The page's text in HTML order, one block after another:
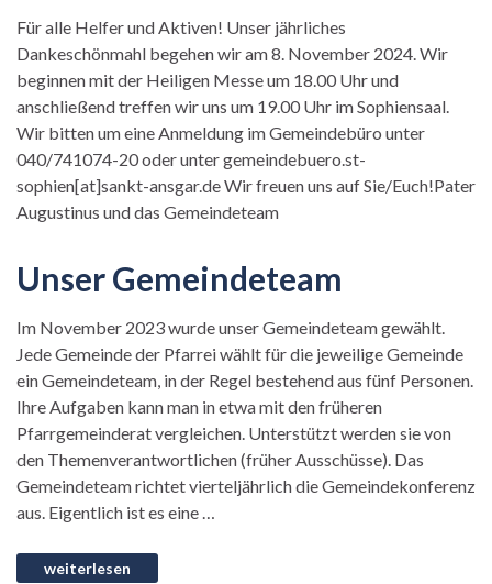
Für alle Helfer und Aktiven! Unser jährliches
Dankeschönmahl begehen wir am 8. November 2024. Wir
beginnen mit der Heiligen Messe um 18.00 Uhr und
anschließend treffen wir uns um 19.00 Uhr im Sophiensaal.
Wir bitten um eine Anmeldung im Gemeindebüro unter
040/741074-20 oder unter gemeindebuero.st-
sophien[at]sankt-ansgar.de Wir freuen uns auf Sie/Euch!Pater
Augustinus und das Gemeindeteam
Unser Gemeindeteam
Im November 2023 wurde unser Gemeindeteam gewählt.
Jede Gemeinde der Pfarrei wählt für die jeweilige Gemeinde
ein Gemeindeteam, in der Regel bestehend aus fünf Personen.
Ihre Aufgaben kann man in etwa mit den früheren
Pfarrgemeinderat vergleichen. Unterstützt werden sie von
den Themenverantwortlichen (früher Ausschüsse). Das
Gemeindeteam richtet vierteljährlich die Gemeindekonferenz
aus. Eigentlich ist es eine …